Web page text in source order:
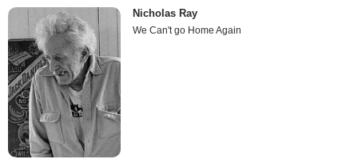
Nicholas Ray
We Can't go Home Again